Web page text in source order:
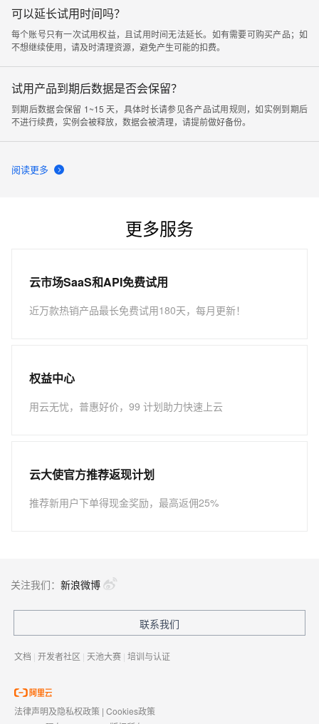
面开通产品才能享受使用权益，从其他开通页面进入无法参与免费试用活动。
可以延长试用时间吗？
每个账号只有一次试用权益，且试用时间无法延长。如有需要可购买产品；如
不想继续使用，请及时清理资源，避免产生可能的扣费。
试用产品到期后数据是否会保留？
到期后数据会保留 1~15 天，具体时长请参见各产品试用规则，如实例到期后
不进行续费，实例会被释放，数据会被清理，请提前做好备份。
阅读更多
更多服务
云市场SaaS和API免费试用
近万款热销产品最长免费试用180天，每月更新！
权益中心
用云无忧，普惠好价，99 计划助力快速上云
云大使官方推荐返现计划
推荐新用户下单得现金奖励，最高返佣25%
关注我们： 新浪微博
联系我们
文档 | 开发者社区 | 天池大赛 | 培训与认证
法律声明及隐私权政策 | Cookies政策